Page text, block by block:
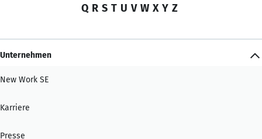
Q R S T U V W X Y Z
Unternehmen
New Work SE
Karriere
Presse